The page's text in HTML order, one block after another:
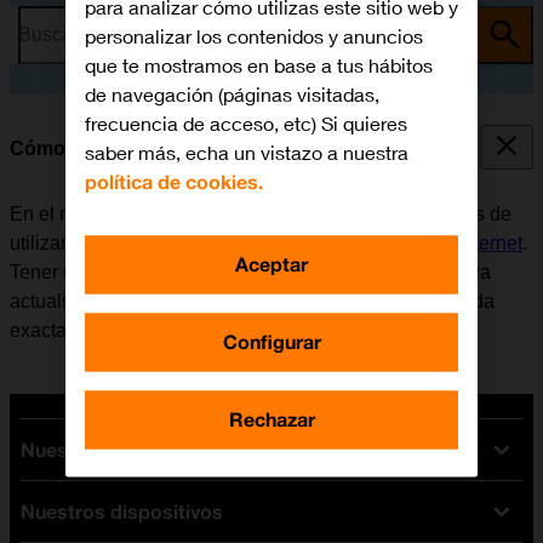
Busca por problema o tema
Cómo utilizar Twitter
En el móvil se puede utilizar la aplicación Twitter. Antes de
utilizar Twitter, es necesario
configurar el móvil para internet.
Tener en cuenta que el desarrollador de aplicaciones va
actualizando la app y por eso puede ser que no coincida
exactamente con el contenido de esta instrucción.
Nuestras tarifas
Tarifas Orange
Nuestros dispositivos
para analizar cómo utilizas este sitio web y
personalizar los contenidos y anuncios
que te mostramos en base a tus hábitos
de navegación (páginas visitadas,
frecuencia de acceso, etc) Si quieres
saber más, echa un vistazo a nuestra
política de cookies.
Configurar
Rechazar
Aceptar